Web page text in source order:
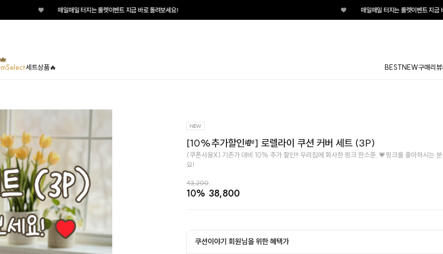
♥ 매일매일 터지는 룰렛이벤트 지금 바로 돌려보세요! ♥ 매일매일 터지는 룰렛이벤트 지금
세트상품🔥 BESTNEW구매리뷰
[10%추가할인💸] 로렐라이 쿠션 커버 세트 (3P)
(쿠폰사용X) 기존가 대비 10% 추가 할인‼️ 우리집에 화사한 핑크 한스푼..💗핑크를 좋아하시는
요!
43,200
10% 38,800
쿠션이야기 회원님을 위한 혜택가